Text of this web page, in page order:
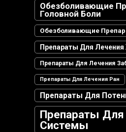
Обезболивающие
Головной Боли
Обезболивающие
Препараты Для
Препараты Для Лечения
Препараты Для Лечения Ран
Препараты Для
Препараты Для
Системы